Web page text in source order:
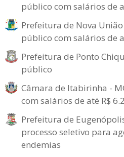
público com salários de
Prefeitura de Nova
público com salários de
Prefeitura de Ponto
público
Câmara de Itabirinha -
com salários de até R$
Prefeitura de
processo seletivo para
endemias